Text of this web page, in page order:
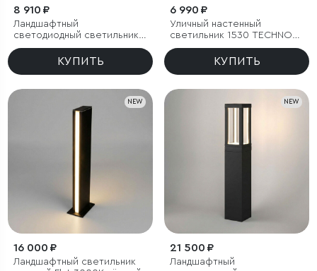
8 910 ₽
Ландшафтный
светодиодный светильник
1531 TECHNO LED 3000K
КУПИТЬ
6 990 ₽
Уличный настенный
светильник 1530 TECHNO
LED 3000K чёрный
КУПИТЬ
NEW
16 000 ₽
Ландшафтный светильник
NEW
21 500 ₽
Ландшафтный